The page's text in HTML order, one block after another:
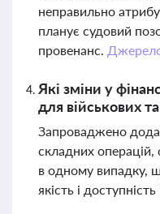
неправильно
планує судовий
провенанс.
Які зміни у
для військових
Запроваджено
складних
в одному випадку,
якість і